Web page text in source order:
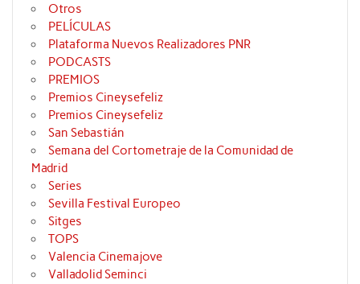
Otros
PELÍCULAS
Plataforma Nuevos Realizadores PNR
PODCASTS
PREMIOS
Premios Cineysefeliz
Premios Cineysefeliz
San Sebastián
Semana del Cortometraje de la Comunidad de
Madrid
Series
Sevilla Festival Europeo
Sitges
TOPS
Valencia Cinemajove
Valladolid Seminci